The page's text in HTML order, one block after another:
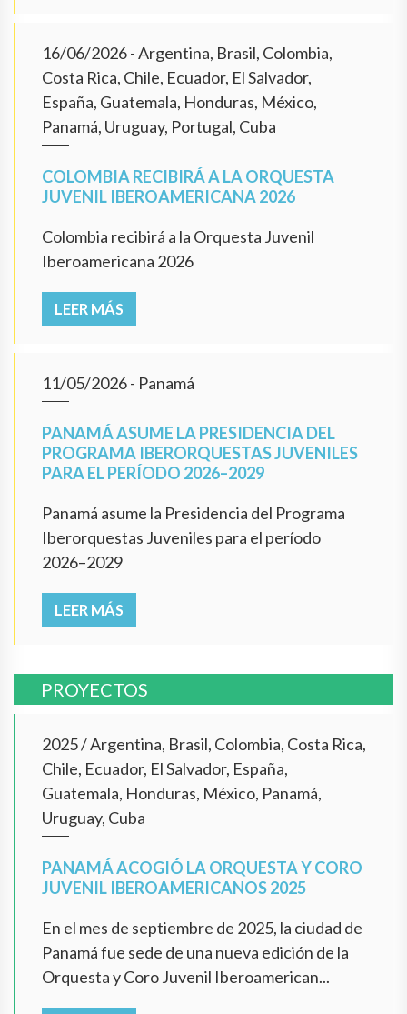
16/06/2026- Argentina, Brasil, Colombia,
Costa Rica, Chile, Ecuador, El Salvador,
España, Guatemala, Honduras, México,
Panamá, Uruguay, Portugal, Cuba
COLOMBIA RECIBIRÁ A LA ORQUESTA
JUVENIL IBEROAMERICANA 2026
Colombia recibirá a la Orquesta Juvenil
Iberoamericana 2026
LEER MÁS
11/05/2026- Panamá
PANAMÁ ASUME LA PRESIDENCIA DEL
PROGRAMA IBERORQUESTAS JUVENILES
PARA EL PERÍODO 2026–2029
Panamá asume la Presidencia del Programa
Iberorquestas Juveniles para el período
2026–2029
LEER MÁS
PROYECTOS
2025/Argentina, Brasil, Colombia, Costa Rica,
Chile, Ecuador, El Salvador, España,
Guatemala, Honduras, México, Panamá,
Uruguay, Cuba
PANAMÁ ACOGIÓ LA ORQUESTA Y CORO
JUVENIL IBEROAMERICANOS 2025
En el mes de septiembre de 2025, la ciudad de
Panamá fue sede de una nueva edición de la
Orquesta y Coro Juvenil Iberoamerican...